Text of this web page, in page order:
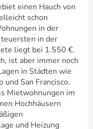
einen Hauch von
schon
in der
in der
liegt bei 1.550 €.
ist aber immer noch
in Städten wie
und San Francisco.
Mietwohnungen im
Hochhäusern
und Heizung